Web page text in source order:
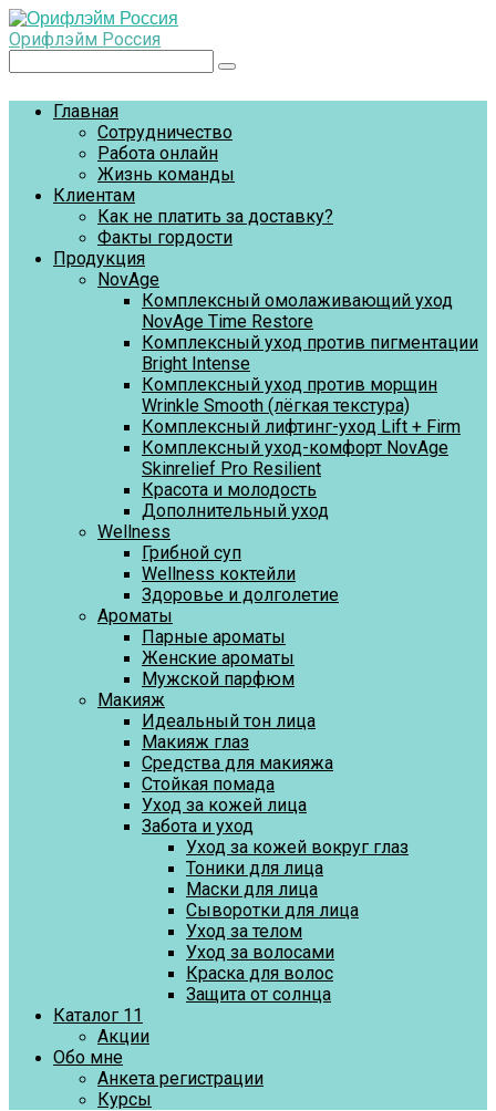
Перейти
к
контенту
Орифлэйм Россия
Главная
Сотрудничество
Работа онлайн
Жизнь команды
Клиентам
Как не платить за доставку?
Факты гордости
Продукция
NovAge
Комплексный омолаживающий уход
NovAge Time Restore
Комплексный уход против пигментации
Bright Intense
Комплексный уход против морщин
Wrinkle Smooth (лёгкая текстура)
Комплексный лифтинг-уход Lift + Firm
Комплексный уход-комфорт NovAge
Skinrelief Pro Resilient
Красота и молодость
Дополнительный уход
Wellness
Грибной суп
Wellness коктейли
Здоровье и долголетие
Ароматы
Парные ароматы
Женские ароматы
Мужской парфюм
Макияж
Идеальный тон лица
Макияж глаз
Средства для макияжа
Стойкая помада
Уход за кожей лица
Забота и уход
Уход за кожей вокруг глаз
Тоники для лица
Маски для лица
Сыворотки для лица
Уход за телом
Уход за волосами
Краска для волос
Защита от солнца
Каталог 11
Акции
Обо мне
Анкета регистрации
Курсы